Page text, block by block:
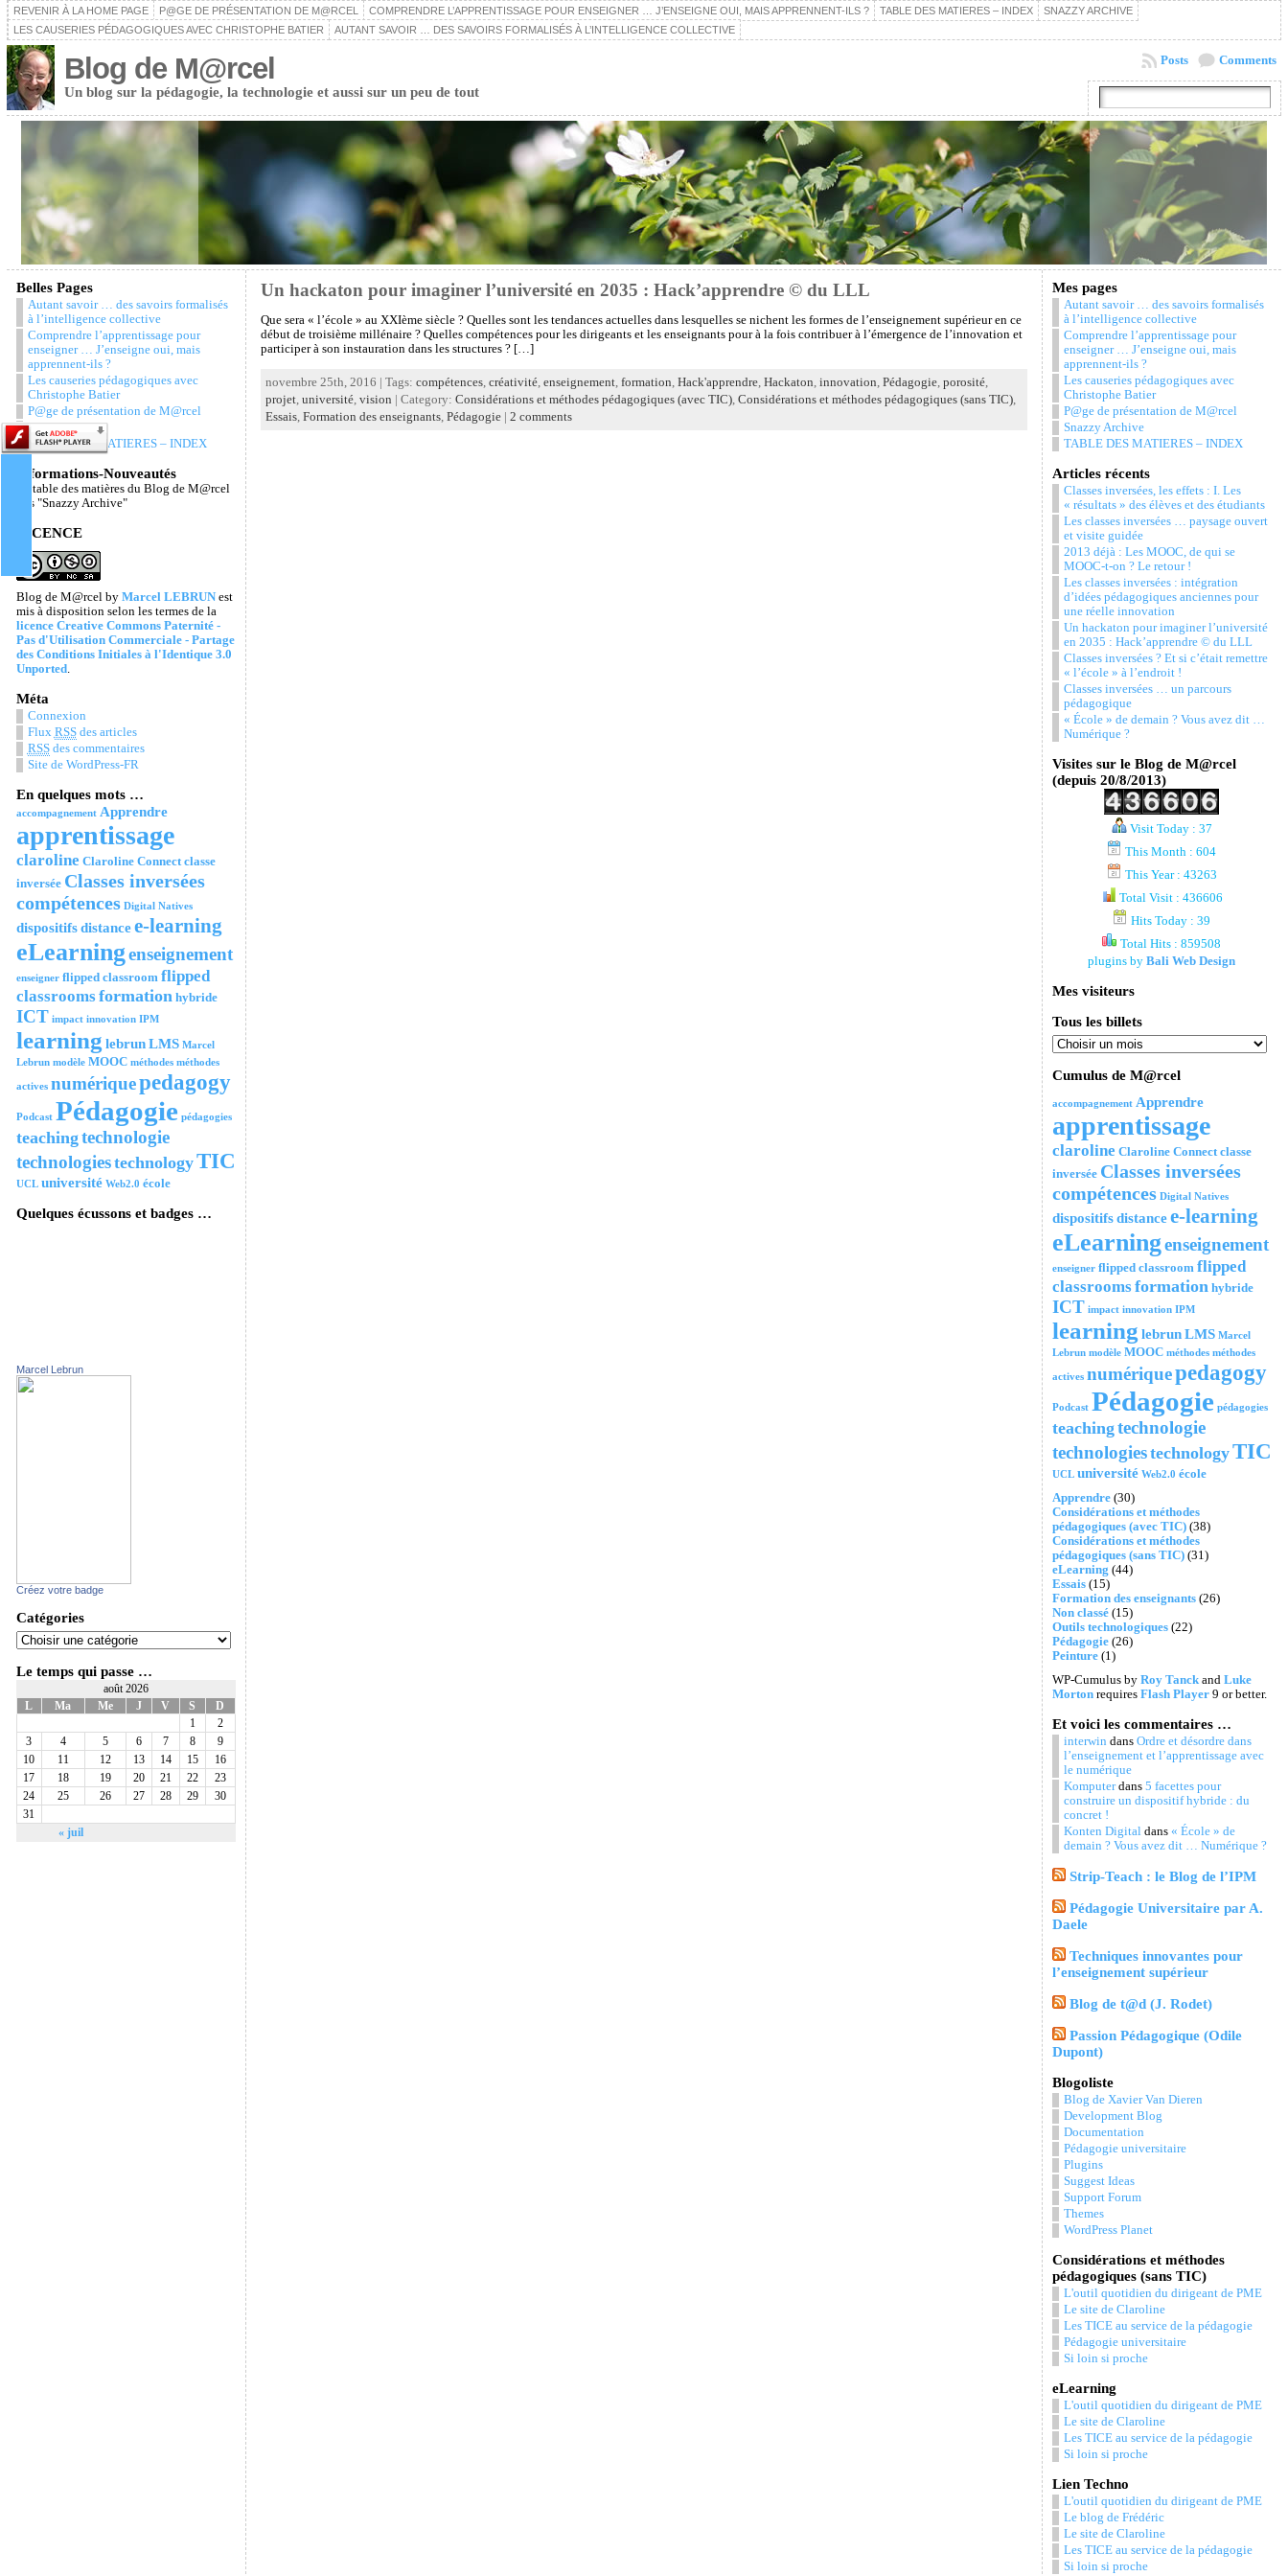
REVENIR À LA HOME PAGE P@GE DE PRÉSENTATION DE M@RCEL COMPRENDRE L’APPRENTISSAGE POUR ENSEIGNER … J’ENSEIGNE OUI, MAIS APPRENNENT-ILS ? TABLE DES MATIERES – INDEX
SNAZZY ARCHIVE
LES CAUSERIES PÉDAGOGIQUES AVEC CHRISTOPHE BATIER
AUTANT SAVOIR … DES SAVOIRS FORMALISÉS À L’INTELLIGENCE COLLECTIVE
Blog de M@rcel
Un blog sur la pédagogie, la technologie et aussi sur un peu de tout
Comments
Posts
Belles Pages
Autant savoir … des savoirs formalisés
à l’intelligence collective
Comprendre l’apprentissage pour
enseigner … J’enseigne oui, mais
apprennent-ils ?
Les causeries pédagogiques avec
Christophe Batier
P@ge de présentation de M@rcel
Snazzy Archive
TABLE DES MATIERES – INDEX
Informations-Nouveautés
La table des matières du Blog de M@rcel
Les "Snazzy Archive"
LICENCE
Blog de M@rcelby Marcel LEBRUNest
mis à disposition selon les termes de la
licence Creative Commons Paternité -
Pas d'Utilisation Commerciale - Partage
des Conditions Initiales à l'Identique 3.0
Unported.
Méta
Connexion
Flux RSSdes articles
RSSdes commentaires
Site de WordPress-FR
En quelques mots …
accompagnement Apprendre
apprentissage
claroline Claroline Connect classe
inversée Classes inversées
compétences Digital Natives
dispositifsdistancee-learning
eLearningenseignement
enseigner flipped classroom flipped
classroomsformation hybride
ICT impact innovation IPM
learning lebrunLMS Marcel
Lebrun modèle MOOC méthodes méthodes
actives numériquepedagogy
Podcast Pédagogie pédagogies
teachingtechnologie
technologiestechnologyTIC
UCL université Web2.0 école
Quelques écussons et badges …
Marcel Lebrun
Créez votre badge
Catégories
Le temps qui passe …
août 2026
L
Ma Me J V S D
« juil
1
2
3
4 5 6 7 8
9
10
11 12 13 14 15
16
17
18 19 20 21 22
23
24
25 26 27 28 29
30
31
Un hackaton pour imaginer l’université en 2035 : Hack’apprendre © du LLL
Que sera « l’école » au XXIème siècle ? Quelles sont les tendances actuelles dans lesquelles se nichent les formes de l’enseignement supérieur en ce
début de troisième millénaire ? Quelles compétences pour les dirigeants et les enseignants pour à la fois contribuer à l’émergence de l’innovation et
participer à son instauration dans les structures ? […]
novembre 25th, 2016 | Tags: compétences, créativité, enseignement, formation Hack'apprendre, Hackaton innovation Pédagogie, porosité,
projet, université, vision | Category: Considérations et méthodes pédagogiques (avec TIC), Considérations et méthodes pédagogiques (sans TIC),
Essais, Formation des enseignants, Pédagogie| 2 comments
Mes pages
Autant savoir … des savoirs formalisés
à l’intelligence collective
Comprendre l’apprentissage pour
enseigner … J’enseigne oui, mais
apprennent-ils ?
Les causeries pédagogiques avec
Christophe Batier
P@ge de présentation de M@rcel
Snazzy Archive
TABLE DES MATIERES – INDEX
Articles récents
Classes inversées, les effets : I. Les
« résultats » des élèves et des étudiants
Les classes inversées … paysage ouvert
et visite guidée
2013 déjà : Les MOOC, de qui se
MOOC-t-on ? Le retour !
Les classes inversées : intégration
d’idées pédagogiques anciennes pour
une réelle innovation
Un hackaton pour imaginer l’université
en 2035 : Hack’apprendre © du LLL
Classes inversées ? Et si c’était remettre
« l’école » à l’endroit !
Classes inversées … un parcours
pédagogique
« École » de demain ? Vous avez dit …
Numérique ?
Visites sur le Blog de M@rcel
(depuis 20/8/2013)
Visit Today : 37
This Month : 604
This Year : 43263
Total Visit : 436606
Hits Today : 39
Total Hits : 859508
plugins byBali Web Design
Mes visiteurs
Tous les billets
Cumulus de M@rcel
accompagnement Apprendre
apprentissage
claroline Claroline Connect classe
inversée Classes inversées
compétences Digital Natives
dispositifsdistancee-learning
eLearningenseignement
enseigner flipped classroom flipped
classroomsformation hybride
ICT impact innovation IPM
learning lebrunLMS Marcel
Lebrun modèle MOOC méthodes méthodes
actives numériquepedagogy
Podcast Pédagogie pédagogies
teachingtechnologie
technologiestechnologyTIC
UCL université Web2.0 école
Apprendre(30)
Considérations et méthodes
pédagogiques (avec TIC)(38)
Considérations et méthodes
pédagogiques (sans TIC)(31)
eLearning (44)
Essais(15)
Formation des enseignants(26)
Non classé(15)
Outils technologiques(22)
Pédagogie(26)
Peinture(1)
WP-Cumulus by Roy Tanckand Luke
Mortonrequires Flash Player9 or better.
Et voici les commentaires …
interwin dans Ordre et désordre dans
l’enseignement et l’apprentissage avec
le numérique
Komputerdans 5 facettes pour
construire un dispositif hybride : du
concret !
Konten Digitaldans « École » de
demain ? Vous avez dit … Numérique ?
Strip-Teach : le Blog de l’IPM
Pédagogie Universitaire par A.
Daele
Techniques innovantes pour
l’enseignement supérieur
Blog de t@d (J. Rodet)
Passion Pédagogique (Odile
Dupont)
Blogoliste
Blog de Xavier Van Dieren
Development Blog
Documentation
Pédagogie universitaire
Plugins
Suggest Ideas
Support Forum
Themes
WordPress Planet
Considérations et méthodes
pédagogiques (sans TIC)
L'outil quotidien du dirigeant de PME
Le site de Claroline
Les TICE au service de la pédagogie
Pédagogie universitaire
Si loin si proche
eLearning
L'outil quotidien du dirigeant de PME
Le site de Claroline
Les TICE au service de la pédagogie
Si loin si proche
Lien Techno
L'outil quotidien du dirigeant de PME
Le blog de Frédéric
Le site de Claroline
Les TICE au service de la pédagogie
Si loin si proche